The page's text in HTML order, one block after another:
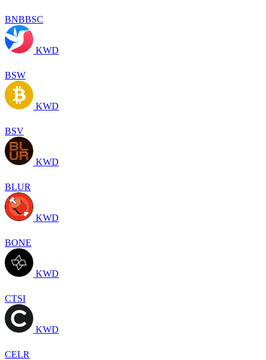
BNBBSC
KWD
BSW
KWD
BSV
KWD
BLUR
KWD
BONE
KWD
CTSI
KWD
CELR